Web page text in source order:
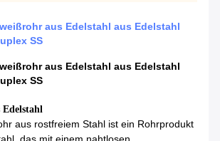
aus Edelstahl aus Edelstahl
SS
aus Edelstahl aus Edelstahl
SS
Edelstahl
aus rostfreiem Stahl ist ein Rohrprodukt